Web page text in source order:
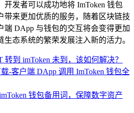
开发者可以成功地将 ImToken 钱包
带来更加优质的服务，随着区块链技
端 DApp 与钱包的交互将会变得更加
态系统的繁荣发展注入新的活力。
转到 imToken 未到，该如何解决？
-客户端 DApp 调用 ImToken 钱包全
钱包备用词，保障数字资产